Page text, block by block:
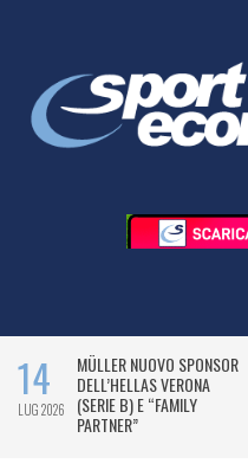
14
LUG 2026
MÜLLER NUOVO SPONSOR
DELL’HELLAS VERONA
(SERIE B) E “FAMILY
PARTNER”